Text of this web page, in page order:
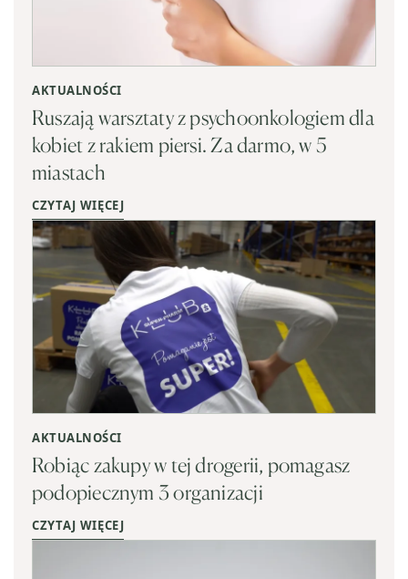
AKTUALNOŚCI
Ruszają warsztaty z psychoonkologiem dla
kobiet z rakiem piersi. Za darmo, w 5
miastach
CZYTAJ WIĘCEJ
AKTUALNOŚCI
Robiąc zakupy w tej drogerii, pomagasz
podopiecznym 3 organizacji
CZYTAJ WIĘCEJ